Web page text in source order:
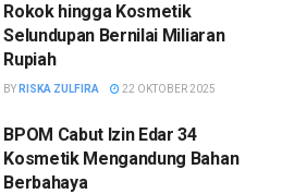
Rokok hingga Kosmetik
Selundupan Bernilai Miliaran
Rupiah
BY RISKA ZULFIRA 22 OKTOBER 2025
BPOM Cabut Izin Edar 34
Kosmetik Mengandung Bahan
Berbahaya